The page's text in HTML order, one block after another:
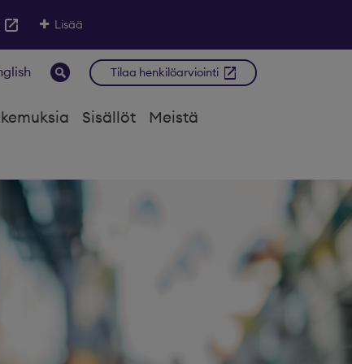
Lisää
Tilaa henkilöarviointi
Sisällöt Meistä